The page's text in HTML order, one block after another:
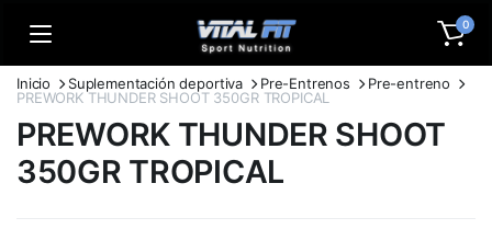
0
Inicio Suplementación deportiva Pre-Entrenos
Pre-entreno
PREWORK THUNDER SHOOT 350GR TROPICAL
PREWORK THUNDER SHOOT
350GR TROPICAL